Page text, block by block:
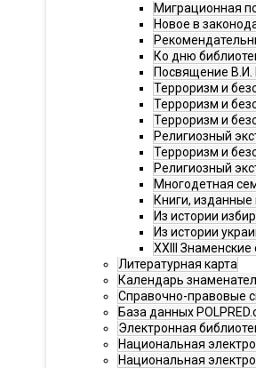
Миграционная
Новое в
Ко дню
Посвящение В.И.
Терроризм и
Терроризм и
Терроризм и
Религиозный
Терроризм и
Религиозный
Многодетная
Книги,
Из истории
Из истории
XXIII
Литературная карта
Календарь
Справочно-правовые
База данных
Электронная
Национальная
Национальная